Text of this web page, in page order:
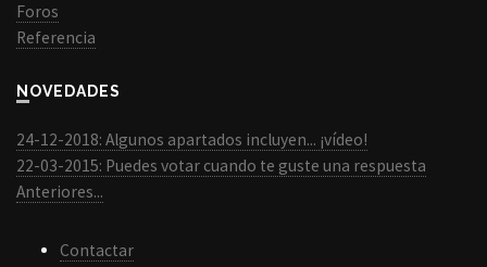
Foros
Referencia
NOVEDADES
24-12-2018: Algunos apartados incluyen... ¡vídeo!
22-03-2015: Puedes votar cuando te guste una respuesta
Anteriores...
Contactar